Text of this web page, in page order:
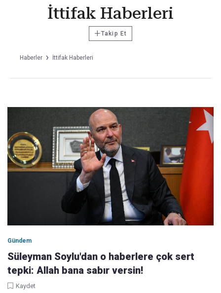
İttifak Haberleri
+Takip Et
Haberler İttifak Haberleri
Gündem
Süleyman Soylu'dan o haberlere çok sert
tepki: Allah bana sabır versin!
Kaydet